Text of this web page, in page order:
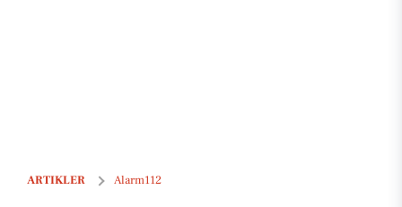
ARTIKLER Alarm112
Sydvestjysk Brandvæsen: Brand i bygning